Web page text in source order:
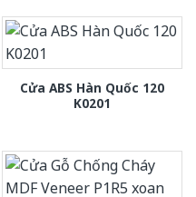
Cửa ABS Hàn Quốc 120
K0201